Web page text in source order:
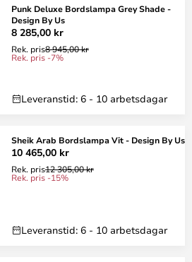
Punk Deluxe Bordslampa Grey Shade -
Design By Us
8 285,00 kr
Rek. pris8 945,00 kr
Rek. pris -7%
Leveranstid: 6 - 10 arbetsdagar
Sheik Arab Bordslampa Vit - Design By Us
10 465,00 kr
Rek. pris12 305,00 kr
Rek. pris -15%
Leveranstid: 6 - 10 arbetsdagar